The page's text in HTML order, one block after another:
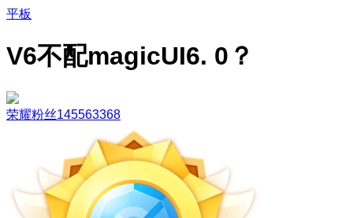
平板
V6不配magicUI6. 0？
荣耀粉丝145563368